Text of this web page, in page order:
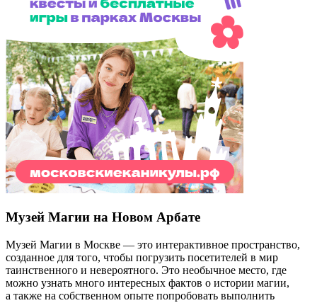
Музей Магии на Новом Арбате
Музей Магии в Москве — это интерактивное пространство,
созданное для того, чтобы погрузить посетителей в мир
таинственного и невероятного. Это необычное место, где
можно узнать много интересных фактов о истории магии,
а также на собственном опыте попробовать выполнить